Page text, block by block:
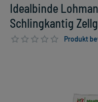
Idealbinde
Schlingkantig
Produkt